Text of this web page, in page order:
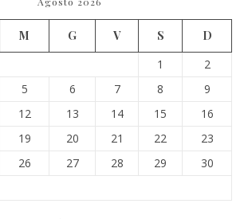
M G V S
D
1
2
5 6 7 8
9
12 13 14 15
16
19 20 21 22
23
26 27 28 29
30